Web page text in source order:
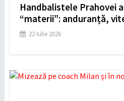
Handbalistele Prahovei
“materii”: anduranță,
22 Iulie 2026